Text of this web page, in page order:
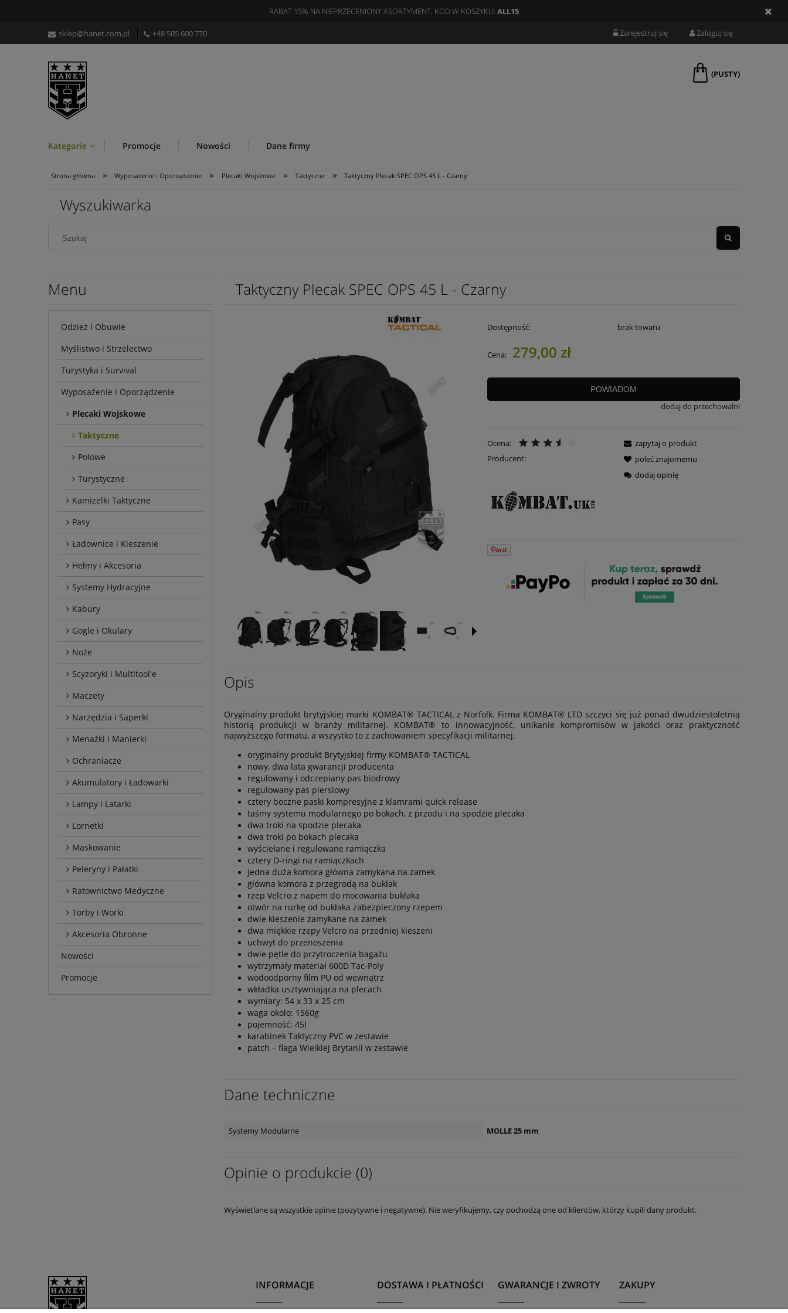
RABAT 15% NA NIEPRZECENIONY ASORTYMENT, KOD W KOSZYKU: ALL15
sklep@hanet.com.pl +48 505 600 770 Zarejestruj się Zaloguj się
(PUSTY)
Kategorie Promocje Nowości Dane firmy
Strona główna » Wyposażenie i Oporządzenie » Plecaki Wojskowe » Taktyczne » Taktyczny Plecak SPEC OPS 45 L - Czarny
Wyszukiwarka
Menu
Odzież i Obuwie
Myślistwo i Strzelectwo
Turystyka i Survival
Wyposażenie i Oporządzenie
Plecaki Wojskowe
Taktyczne
Polowe
Turystyczne
Kamizelki Taktyczne
Pasy
Ładownice i Kieszenie
Hełmy i Akcesoria
Systemy Hydracyjne
Kabury
Gogle i Okulary
Noże
Scyzoryki i Multitool'e
Maczety
Narzędzia i Saperki
Menażki i Manierki
Ochraniacze
Akumulatory i Ładowarki
Lampy i Latarki
Lornetki
Maskowanie
Peleryny i Pałatki
Ratownictwo Medyczne
Torby i Worki
Akcesoria Obronne
Nowości
Promocje
Taktyczny Plecak SPEC OPS 45 L - Czarny
Dostępność: brak towaru
Cena: 279,00 zł
POWIADOM
dodaj do przechowalni
Ocena:
Producent:
zapytaj o produkt
poleć znajomemu
dodaj opinię
Opis
Oryginalny produkt brytyjskiej marki KOMBAT® TACTICAL z Norfolk. Firma KOMBAT® LTD szczyci się już ponad dwudziestoletnią
historią produkcji w branży militarnej. KOMBAT® to innowacyjność, unikanie kompromisów w jakości oraz praktyczność
najwyższego formatu, a wszystko to z zachowaniem specyfikacji militarnej.
oryginalny produkt Brytyjskiej firmy KOMBAT® TACTICAL
nowy, dwa lata gwarancji producenta
regulowany i odczepiany pas biodrowy
regulowany pas piersiowy
cztery boczne paski kompresyjne z klamrami quick release
taśmy systemu modularnego po bokach, z przodu i na spodzie plecaka
dwa troki na spodzie plecaka
dwa troki po bokach plecaka
wyściełane i regulowane ramiączka
cztery D-ringi na ramiączkach
jedna duża komora główna zamykana na zamek
główna komora z przegrodą na bukłak
rzep Velcro z napem do mocowania bukłaka
otwór na rurkę od bukłaka zabezpieczony rzepem
dwie kieszenie zamykane na zamek
dwa miękkie rzepy Velcro na przedniej kieszeni
uchwyt do przenoszenia
dwie pętle do przytroczenia bagażu
wytrzymały materiał 600D Tac-Poly
wodoodporny film PU od wewnątrz
wkładka usztywniająca na plecach
wymiary: 54 x 33 x 25 cm
waga około: 1560g
pojemność: 45l
karabinek Taktyczny PVC w zestawie
patch – flaga Wielkiej Brytanii w zestawie
Dane techniczne
Systemy Modularne MOLLE 25 mm
Opinie o produkcie (0)
Wyświetlane są wszystkie opinie (pozytywne i negatywne). Nie weryfikujemy, czy pochodzą one od klientów, którzy kupili dany produkt.
INFORMACJE DOSTAWA I PŁATNOŚCI GWARANCJE I ZWROTY ZAKUPY